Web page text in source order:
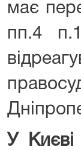
має
пп.4
У